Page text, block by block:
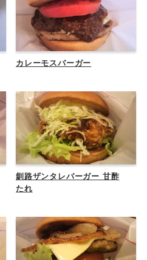
カレーモスバーガー
釧路ザンタレバーガー 甘酢
たれ